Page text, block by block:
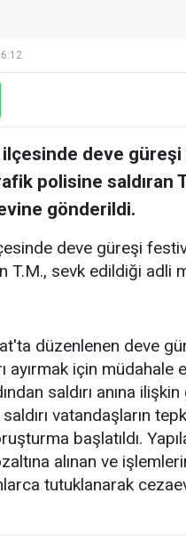
ilçesinde deve
polisine
gönderildi.
deve güreşi
T.M., sevk edildiği adli
düzenlenen deve
ayırmak için
saldırı anına
vatandaşların
başlatıldı.
alınan ve
tutuklanarak